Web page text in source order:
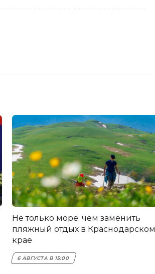
Не только море: чем заменить
пляжный отдых в Краснодарском
крае
6 АВГУСТА В 15:00